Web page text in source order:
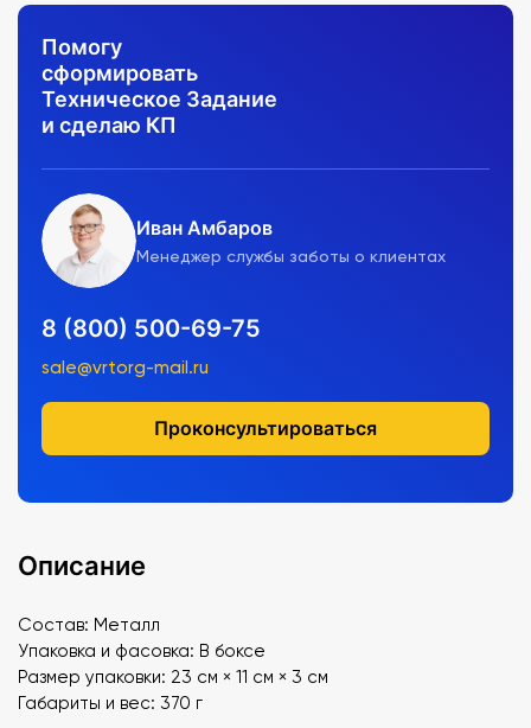
Помогу
сформировать
Техническое Задание
и сделаю КП
Иван Амбаров
Менеджер службы заботы о клиентах
8 (800) 500-69-75
sale@vrtorg-mail.ru
Проконсультироваться
Описание
Состав: Металл
Упаковка и фасовка: В боксе
Размер упаковки: 23 см × 11 см × 3 см
Габариты и вес: 370 г